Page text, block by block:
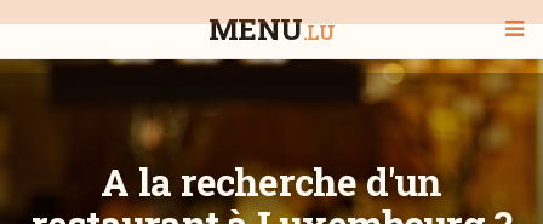
MENU.LU
A la recherche d'un